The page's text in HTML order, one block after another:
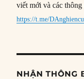
viết mới và các
https://t.me/
NHẬN THÔNG